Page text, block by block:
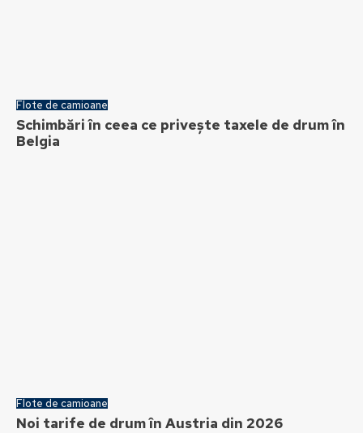
Flote de camioane
Schimbări în ceea ce privește taxele de drum în
Belgia
Flote de camioane
Noi tarife de drum în Austria din 2026